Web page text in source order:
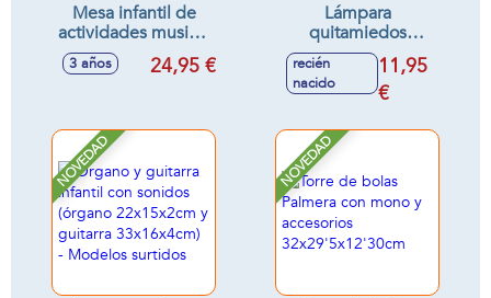
Mesa infantil de
actividades musical
40x32 cm
3 años 24,95 €
Lámpara
quitamiedos
Unicornio o León,
tentetieso con
luces y sonidos
11x18x9cm -
Modelos surtidos
recién
nacido
11,95
€
NOVEDAD NOVEDAD